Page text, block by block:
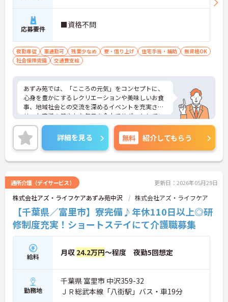
応募要件 ■資格不問
夜勤専従 車通勤可 残業少なめ 寮・借り上げ 住宅手当・補助
無資格OK
社会保険完備
交通費支給
あずみ苑では、「こころの元気」をコンセプトに、
心身を豊かにするレクリエーションや美味しいお食
事、地域社会との交流を深めるイベントを充実さ
せ、お客様の健やかな毎日を全力でサポートしてい
ます。
「職員のはたらきやすい職場づくり」にも力をいれ
ており、ワークライフバランスを大切にしていま
す。福利厚生も充実しており、長く安心して働いて
いいただける環境です。社内外研修制度も充実して
是非お気軽にお問い合わせください。
詳細を見る 無料 紹介してもらう
通所介護（デイサービス） 更新日：2026年05月29日
株式会社アズ・ライフケアあずみ苑中沢 株式会社アズ・ライフケア
【千葉県／富里市】寮完備♪年休110日以上◎研
修制度充実！ショートステイにて介護職募集
給料 月収 24.2万円～程度 夜勤5回想定
勤務地
千葉県 富里市 中沢359-32
ＪＲ総武本線「八街駅」バス・車19分